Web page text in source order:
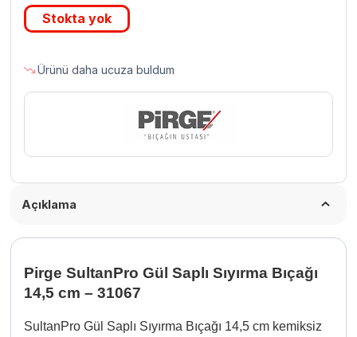
Stokta yok
Ürünü daha ucuza buldum
Açıklama
Pirge SultanPro Gül Saplı Sıyırma Bıçağı
14,5 cm – 31067
SultanPro Gül Saplı Sıyırma Bıçağı 14,5 cm kemiksiz